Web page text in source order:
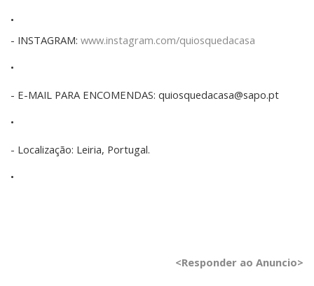
•
- INSTAGRAM: www.instagram.com/quiosquedacasa
•
- E-MAIL PARA ENCOMENDAS: quiosquedacasa@sapo.pt
•
- Localização: Leiria, Portugal.
•
<Responder ao Anuncio>